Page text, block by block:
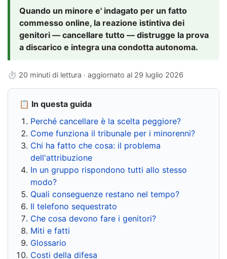
Quando un minore e' indagato per un fatto
commesso online, la reazione istintiva dei
genitori — cancellare tutto — distrugge la prova
a discarico e integra una condotta autonoma.
⏱ 20 minuti di lettura · aggiornato al 29 luglio 2026
📋 In questa guida
Perché cancellare è la scelta peggiore?
Come funziona il tribunale per i minorenni?
Chi ha fatto che cosa: il problema
dell'attribuzione
In un gruppo rispondono tutti allo stesso
modo?
Quali conseguenze restano nel tempo?
Il telefono sequestrato
Che cosa devono fare i genitori?
Miti e fatti
Glossario
Costi della difesa